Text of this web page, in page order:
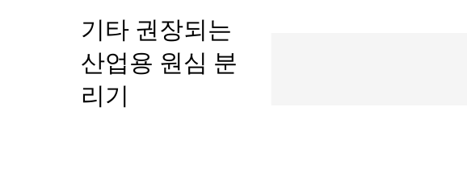
기타 권장되는
산업용 원심 분
리기